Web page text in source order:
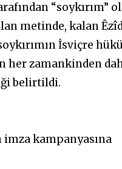
“soykırım”
metinde, kalan
İsviçre
her zamankinden
belirtildi.
kampanyasına